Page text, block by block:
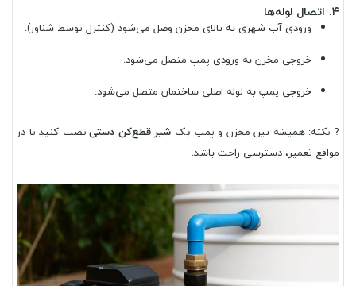
۴. اتصال لوله‌ها
ورودی آب شهری به بالای مخزن وصل می‌شود (کنترل توسط شناور).
خروجی مخزن به ورودی پمپ متصل می‌شود.
خروجی پمپ به لوله اصلی ساختمان متصل می‌شود.
? نکته: همیشه بین مخزن و پمپ یک شیر قطع‌کن دستینصب کنید تا در
مواقع تعمیر، دسترسی راحت باشد.